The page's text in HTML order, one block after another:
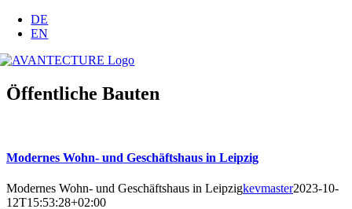
Zum
Inhalt
DE
EN
Öffentliche Bauten
Modernes Wohn- und Geschäftshaus in Leipzig
Modernes Wohn- und Geschäftshaus in Leipzigkevmaster2023-10-
12T15:53:28+02:00